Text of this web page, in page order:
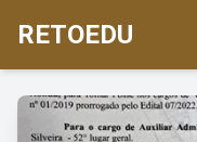
RETOEDU